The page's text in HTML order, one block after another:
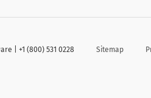
to Covid-19 affect
| +1 (800) 531 0228 Sitemap